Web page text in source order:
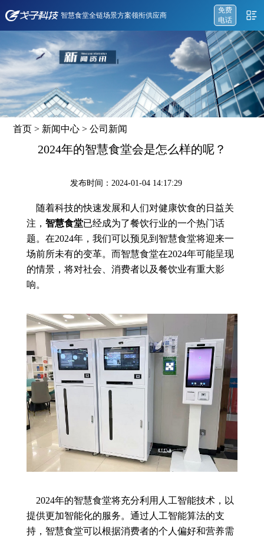
智慧食堂全链场景方案领衔供应商
免费
电话
首页 > 新闻中心 >公司新闻
2024年的智慧食堂会是怎么样的呢？
发布时间：2024-01-04 14:17:29
随着科技的快速发展和人们对健康饮食的日益关
注， 智慧食堂已经成为了餐饮行业的一个热门话
题。在2024年，我们可以预见到智慧食堂将迎来一
场前所未有的变革。而智慧食堂在2024年可能呈现
的情景，将对社会、消费者以及餐饮业有重大影
响。
2024年的智慧食堂将充分利用人工智能技术，以
提供更加智能化的服务。通过人工智能算法的支
持，智慧食堂可以根据消费者的个人偏好和营养需